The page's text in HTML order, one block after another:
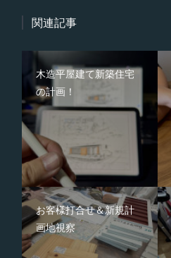
関連記事
木造平屋建て新築住宅
の計画！
お客様打合せ＆新規計
画地視察